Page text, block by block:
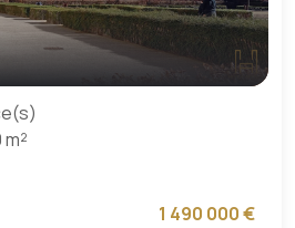
1 490 000 €